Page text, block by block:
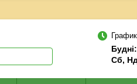
Будні:
Сб,